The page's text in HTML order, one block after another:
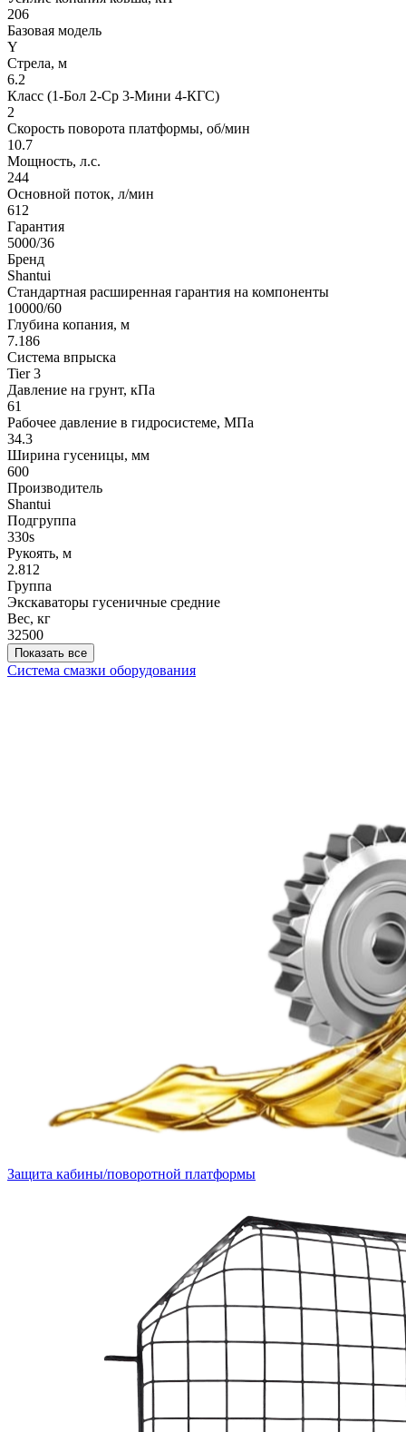
206
Базовая модель
Y
Стрела, м
6.2
Класс (1-Бол 2-Ср 3-Мини 4-КГС)
2
Скорость поворота платформы, об/мин
10.7
Мощность, л.с.
244
Основной поток, л/мин
612
Гарантия
5000/36
Бренд
Shantui
Стандартная расширенная гарантия на компоненты
10000/60
Глубина копания, м
7.186
Система впрыска
Tier 3
Давление на грунт, кПа
61
Рабочее давление в гидросистеме, МПа
34.3
Ширина гусеницы, мм
600
Производитель
Shantui
Подгруппа
330s
Рукоять, м
2.812
Группа
Экскаваторы гусеничные средние
Вес, кг
32500
Показать все
Система смазки оборудования
Защита кабины/поворотной платформы